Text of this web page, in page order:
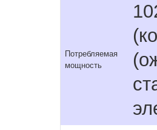
Потребляемая
мощность